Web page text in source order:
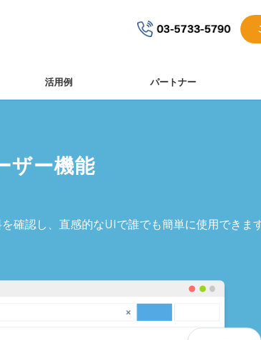
活⽤例 パートナー
ザー機能
確認し、直感的なUIで誰でも簡単に使用できます